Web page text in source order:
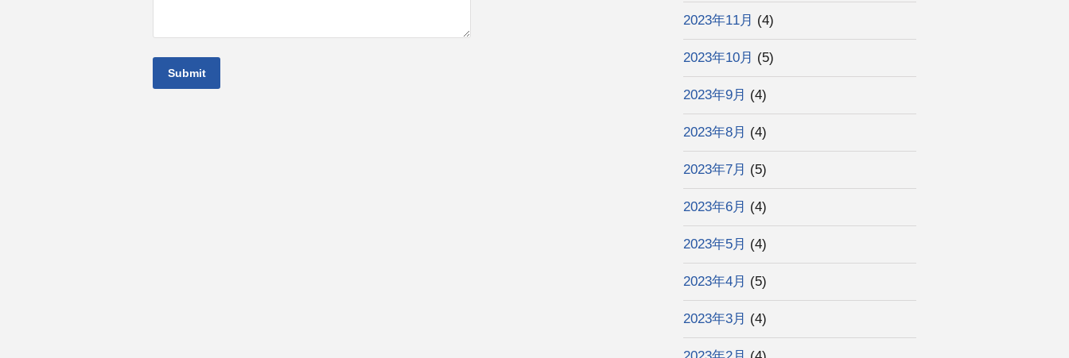
2023年11月 (4)
2023年10月 (5)
2023年9月 (4)
2023年8月 (4)
2023年7月 (5)
2023年6月 (4)
2023年5月 (4)
2023年4月 (5)
2023年3月 (4)